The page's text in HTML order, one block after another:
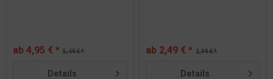
5,49 € *
ab 4,95 € *
Details
2,99 € *
ab 2,49 € *
Details